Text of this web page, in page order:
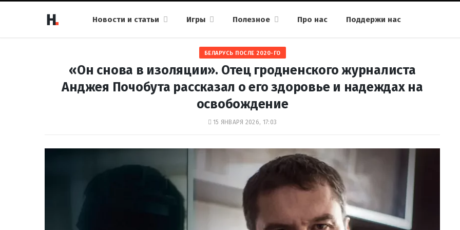
Новости и статьи Игры Полезное Про нас Поддержи нас
БЕЛАРУСЬ ПОСЛЕ 2020-ГО
«Он снова в изоляции». Отец гродненского журналиста
Анджея Почобута рассказал о его здоровье и надеждах на
освобождение
15 ЯНВАРЯ 2026, 17:03